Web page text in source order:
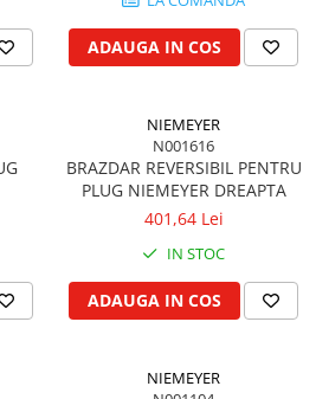
ADAUGA IN COS
NIEMEYER
N001616
BRAZDAR REVERSIBIL PENTRU
PLUG NIEMEYER DREAPTA
401,64 Lei
IN STOC
ADAUGA IN COS
NIEMEYER